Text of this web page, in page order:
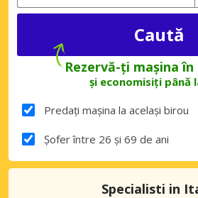
Rezervă-ți mașina
și economisiți până
Predați mașina la același birou
Șofer între 26 și 69 de ani
Specialisti in